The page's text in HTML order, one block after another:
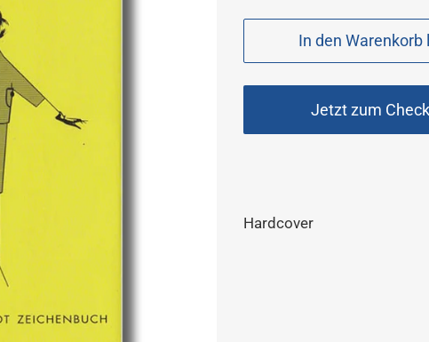
In den Warenkorb
Jetzt zum
Hardcover